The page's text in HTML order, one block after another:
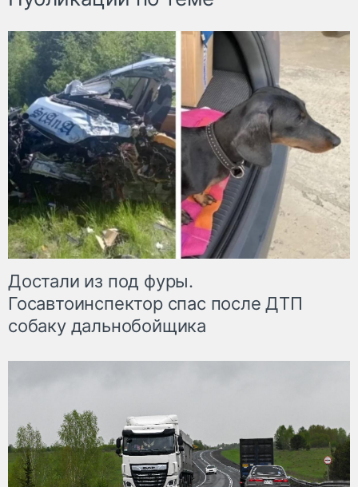
Достали из под фуры.
Госавтоинспектор спас после ДТП
собаку дальнобойщика